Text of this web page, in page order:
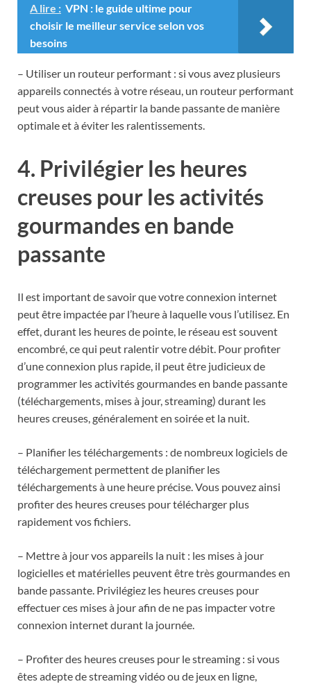
A lire : VPN : le guide ultime pour
choisir le meilleur service selon vos
besoins
– Utiliser un routeur performant : si vous avez plusieurs
appareils connectés à votre réseau, un routeur performant
peut vous aider à répartir la bande passante de manière
optimale et à éviter les ralentissements.
4. Privilégier les heures
creuses pour les activités
gourmandes en bande
passante
Il est important de savoir que votre connexion internet
peut être impactée par l’heure à laquelle vous l’utilisez. En
effet, durant les heures de pointe, le réseau est souvent
encombré, ce qui peut ralentir votre débit. Pour profiter
d’une connexion plus rapide, il peut être judicieux de
programmer les activités gourmandes en bande passante
(téléchargements, mises à jour, streaming) durant les
heures creuses, généralement en soirée et la nuit.
– Planifier les téléchargements : de nombreux logiciels de
téléchargement permettent de planifier les
téléchargements à une heure précise. Vous pouvez ainsi
profiter des heures creuses pour télécharger plus
rapidement vos fichiers.
– Mettre à jour vos appareils la nuit : les mises à jour
logicielles et matérielles peuvent être très gourmandes en
bande passante. Privilégiez les heures creuses pour
effectuer ces mises à jour afin de ne pas impacter votre
connexion internet durant la journée.
– Profiter des heures creuses pour le streaming : si vous
êtes adepte de streaming vidéo ou de jeux en ligne,